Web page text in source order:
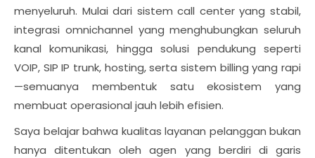
menyeluruh. Mulai dari sistem call center yang stabil,
integrasi omnichannel yang menghubungkan seluruh
kanal komunikasi, hingga solusi pendukung seperti
VOIP, SIP IP trunk, hosting, serta sistem billing yang rapi
—semuanya membentuk satu ekosistem yang
membuat operasional jauh lebih efisien.
Saya belajar bahwa kualitas layanan pelanggan bukan
hanya ditentukan oleh agen yang berdiri di garis